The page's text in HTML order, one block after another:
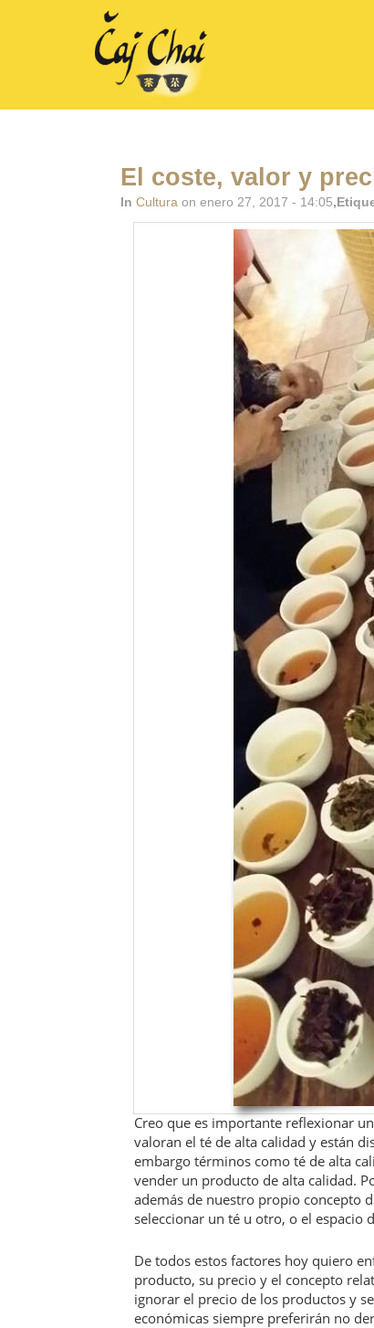
El coste, valor y
In Cultura on enero 27, 2017 - 14:05
Creo que es importante reflexionar
valoran el té de alta calidad y están
embargo términos como té de alta
vender un producto de alta calidad.
además de nuestro propio concepto
seleccionar un té u otro, o el espacio
De todos estos factores hoy quiero
producto, su precio y el concepto
ignorar el precio de los productos y
económicas siempre preferirán no